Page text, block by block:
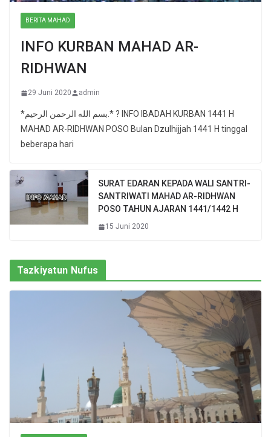
BERITA MAHAD
INFO KURBAN MAHAD AR-
RIDHWAN
29 Juni 2020 admin
*بسم الله الرحمن الرحيم.* ? INFO IBADAH KURBAN 1441 H
MAHAD AR-RIDHWAN POSO Bulan Dzulhijjah 1441 H tinggal
beberapa hari
SURAT EDARAN KEPADA WALI SANTRI-
SANTRIWATI MAHAD AR-RIDHWAN
POSO TAHUN AJARAN 1441/1442 H
15 Juni 2020
Tazkiyatun Nufus